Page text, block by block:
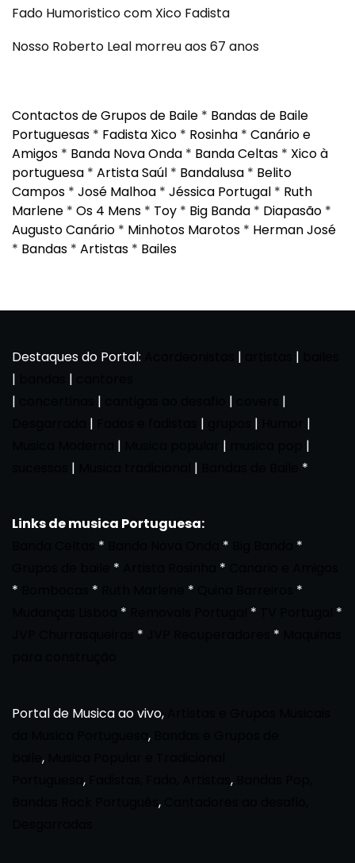
Fado Humoristico com Xico Fadista
Nosso Roberto Leal morreu aos 67 anos
Contactos de Grupos de Baile * Bandas de Baile
Portuguesas * Fadista Xico * Rosinha * Canário e
Amigos * Banda Nova Onda * Banda Celtas * Xico à
portuguesa * Artista Saúl * Bandalusa * Belito
Campos * José Malhoa * Jéssica Portugal * Ruth
Marlene * Os 4 Mens * Toy * Big Banda * Diapasão *
Augusto Canário * Minhotos Marotos * Herman José
* Bandas * Artistas * Bailes
Destaques do Portal: | |
|
|
|
| |
|
| | |
|
| |
|
| | *
Links de musica Portuguesa:
* *
*
* *
*
* *
*
* *
*
* *
Portal de Musica ao vivo,
,
,
, ,
,